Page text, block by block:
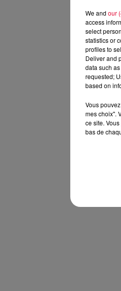
We and our
access
select
statistics or
profiles to
Deliver and
data such
requested;
based on
Vous
mes choix".
ce site.
bas de